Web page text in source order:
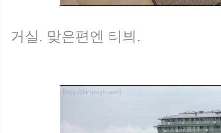
거실. 맞은편엔 티븨.